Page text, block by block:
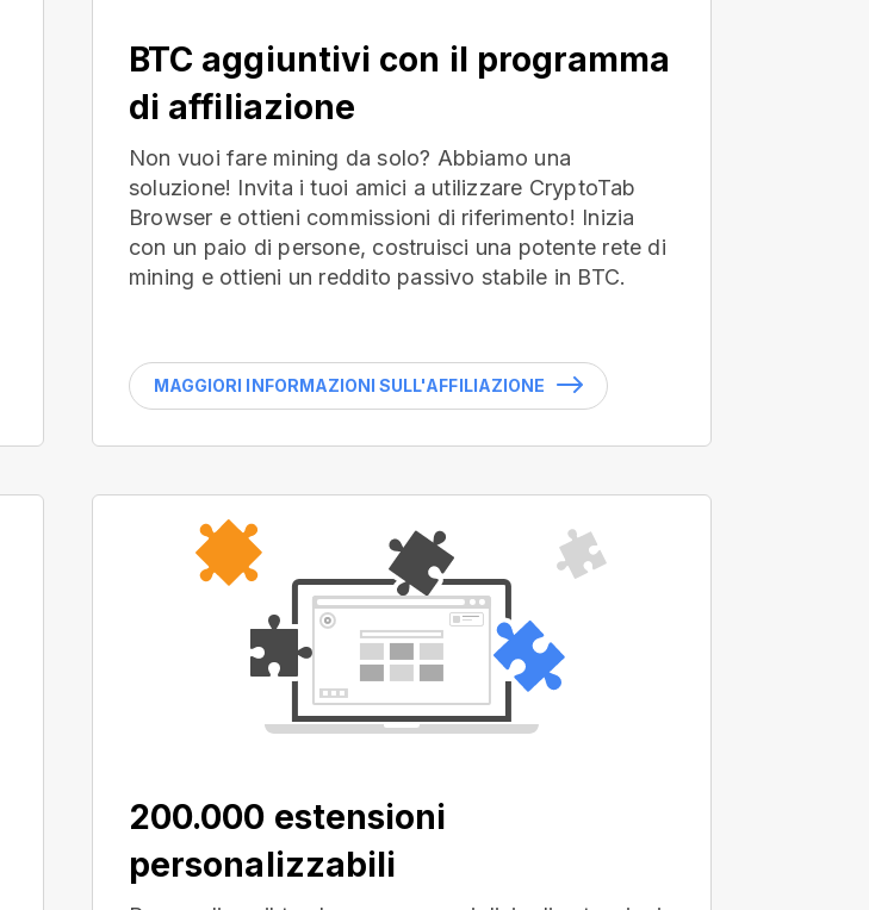
BTC aggiuntivi con il programma
di affiliazione
Non vuoi fare mining da solo? Abbiamo una
soluzione! Invita i tuoi amici a utilizzare CryptoTab
Browser e ottieni commissioni di riferimento! Inizia
con un paio di persone, costruisci una potente rete di
mining e ottieni un reddito passivo stabile in BTC.
MAGGIORI INFORMAZIONI SULL'AFFILIAZIONE
200.000 estensioni
personalizzabili